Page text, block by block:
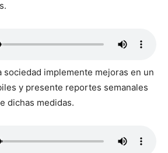
sociedad implemente mejoras en un
y presente reportes semanales
dichas medidas.